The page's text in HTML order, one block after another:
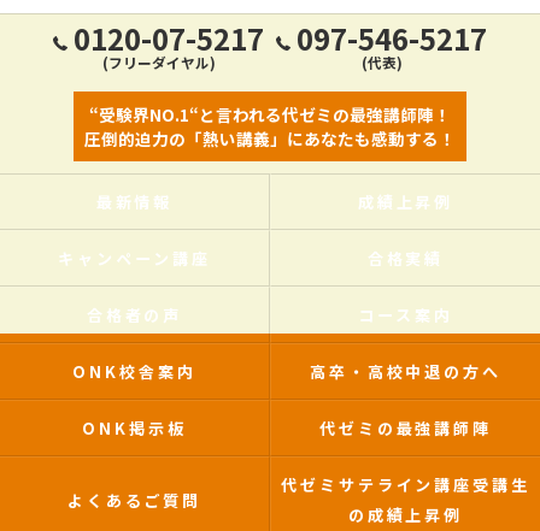
0120-07-5217
(フリーダイヤル)
097-546-5217
(代表)
“受験界NO.1“と言われる代ゼミの最強講師陣！
圧倒的迫力の「熱い講義」にあなたも感動する！
最新情報 成績上昇例
キャンペーン講座 合格実績
合格者の声 コース案内
ONK校舎案内 高卒・高校中退の方へ
ONK掲示板 代ゼミの最強講師陣
よくあるご質問
代ゼミサテライン講座受講生
の成績上昇例